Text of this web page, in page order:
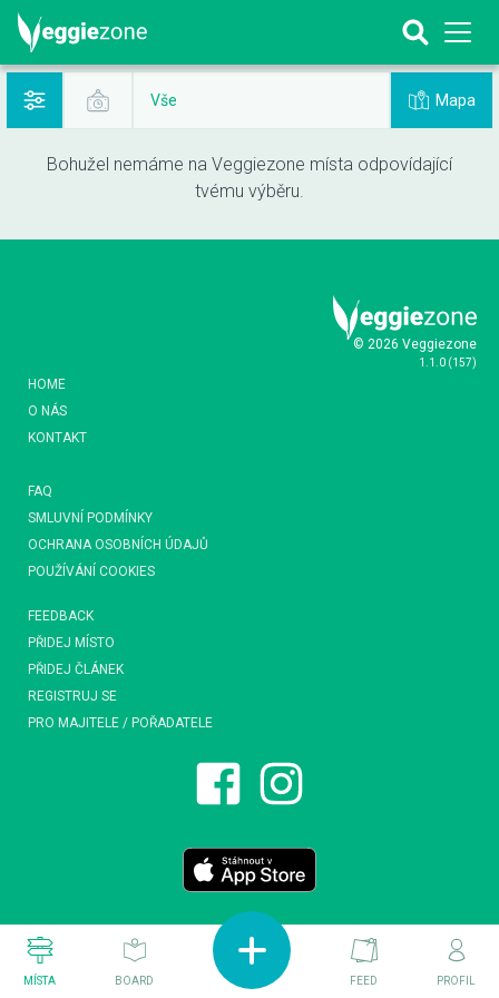
Vše Mapa
Bohužel nemáme na Veggiezone místa odpovídající
tvému výběru.
© 2026 Veggiezone
1.1.0 (157)
HOME
O NÁS
KONTAKT
FAQ
SMLUVNÍ PODMÍNKY
OCHRANA OSOBNÍCH ÚDAJŮ
POUŽÍVÁNÍ COOKIES
FEEDBACK
PŘIDEJ MÍSTO
PŘIDEJ ČLÁNEK
REGISTRUJ SE
PRO MAJITELE / POŘADATELE
MÍSTA BOARD FEED PROFIL